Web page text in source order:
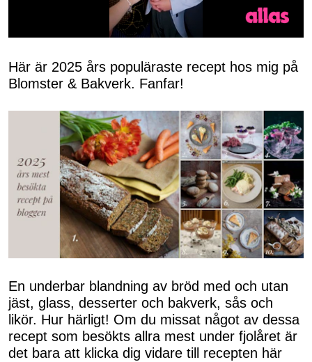
50
seconds
Här är 2025 års populäraste recept hos mig på
Blomster & Bakverk. Fanfar!
En underbar blandning av bröd med och utan
jäst, glass, desserter och bakverk, sås och
likör. Hur härligt! Om du missat något av dessa
recept som besökts allra mest under fjolåret är
det bara att klicka dig vidare till recepten här